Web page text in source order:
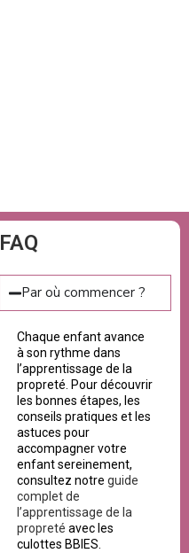
FAQ
Par où commencer ?
Chaque enfant avance
à son rythme dans
l’apprentissage de la
propreté. Pour découvrir
les bonnes étapes, les
conseils pratiques et les
astuces pour
accompagner votre
enfant sereinement,
consultez notre guide
complet de
l’apprentissage de la
propreté avec les
culottes BBIES.